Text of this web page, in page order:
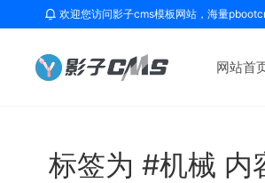
欢迎您访问影子cms模板网站，海量
网站首
标签为 #机械 内